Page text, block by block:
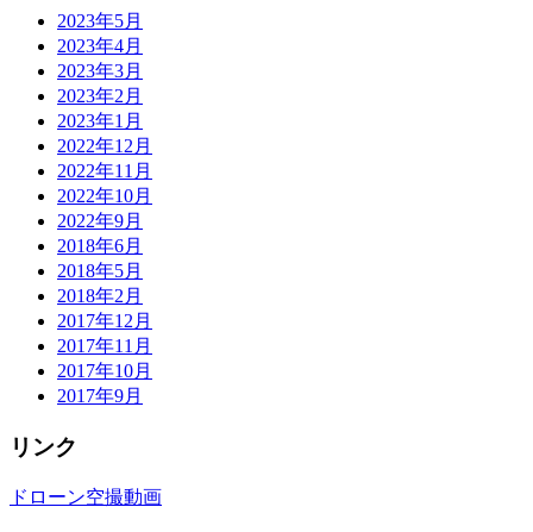
2023年5月
2023年4月
2023年3月
2023年2月
2023年1月
2022年12月
2022年11月
2022年10月
2022年9月
2018年6月
2018年5月
2018年2月
2017年12月
2017年11月
2017年10月
2017年9月
リンク
ドローン空撮動画